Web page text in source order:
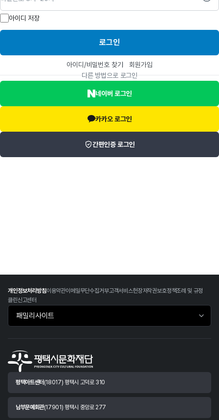
아이디 저장
로그인
아이디/비밀번호 찾기
회원가입
다른 방법으로 로그인
네이버 로그인
카카오 로그인
간편인증 로그인
개인정보처리방침이용약관이메일무단수집거부고객서비스헌장저작권보호정책조례 및 규정
클린신고센터
패밀리사이트 바로가기
평택아트센터 (18017) 평택시 고덕로 310
남부문예회관(17901) 평택시 중앙로 277